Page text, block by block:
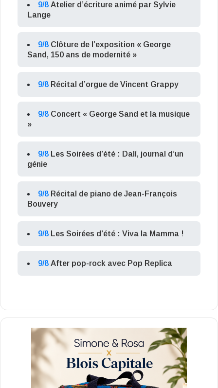
9/8 Atelier d’écriture animé par Sylvie
Lange
9/8 Clôture de l’exposition « George
Sand, 150 ans de modernité »
9/8 Récital d’orgue de Vincent Grappy
9/8 Concert « George Sand et la musique
»
9/8 Les Soirées d’été : Dalí, journal d’un
génie
9/8 Récital de piano de Jean-François
Bouvery
9/8 Les Soirées d’été : Viva la Mamma !
9/8 After pop-rock avec Pop Replica